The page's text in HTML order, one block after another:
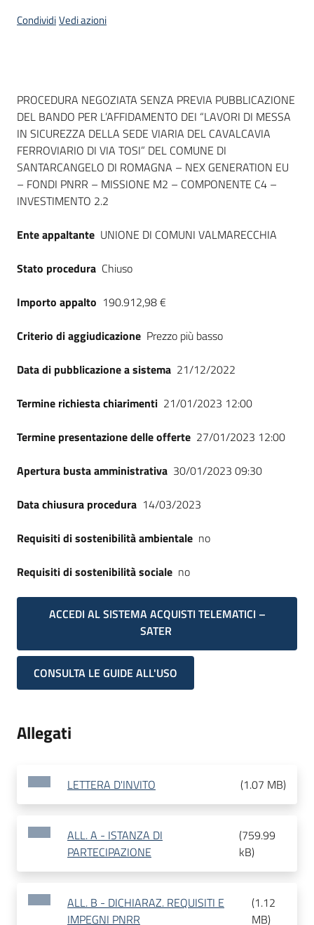
CondividiVedi azioni
Dati del bando
PROCEDURA NEGOZIATA SENZA PREVIA PUBBLICAZIONE
DEL BANDO PER L’AFFIDAMENTO DEI “LAVORI DI MESSA
IN SICUREZZA DELLA SEDE VIARIA DEL CAVALCAVIA
FERROVIARIO DI VIA TOSI” DEL COMUNE DI
SANTARCANGELO DI ROMAGNA – NEX GENERATION EU
– FONDI PNRR – MISSIONE M2 – COMPONENTE C4 –
INVESTIMENTO 2.2
Ente appaltante UNIONE DI COMUNI VALMARECCHIA
Stato procedura Chiuso
Importo appalto 190.912,98 €
Criterio di aggiudicazione Prezzo più basso
Data di pubblicazione a sistema 21/12/2022
Termine richiesta chiarimenti 21/01/2023 12:00
Termine presentazione delle offerte 27/01/2023 12:00
Apertura busta amministrativa 30/01/2023 09:30
Data chiusura procedura 14/03/2023
Requisiti di sostenibilità ambientale no
Requisiti di sostenibilità sociale no
ACCEDI AL SISTEMA ACQUISTI TELEMATICI –
SATER
CONSULTA LE GUIDE ALL'USO
Allegati
LETTERA D'INVITO (1.07 MB)
ALL. A - ISTANZA DI
PARTECIPAZIONE
(759.99
kB)
ALL. B - DICHIARAZ. REQUISITI E
IMPEGNI PNRR
(1.12
MB)